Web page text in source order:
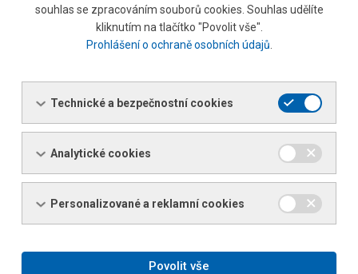
Miloslav Franc
Referent prodeje
E-mail:miloslav.franc@ferona.cz
Daniela Vlčková
Tel.: +420 498 514 824 / 726 154 824
Fax: +420 498 514 840
souhlas se zpracováním souborů cookies. Souhlas udělíte
kliknutím na tlačítko "Povolit vše".
Prohlášení o ochraně osobních údajů
Technické a bezpečnostní cookies
Analytické cookies
Personalizované a reklamní cookies
Povolit vše